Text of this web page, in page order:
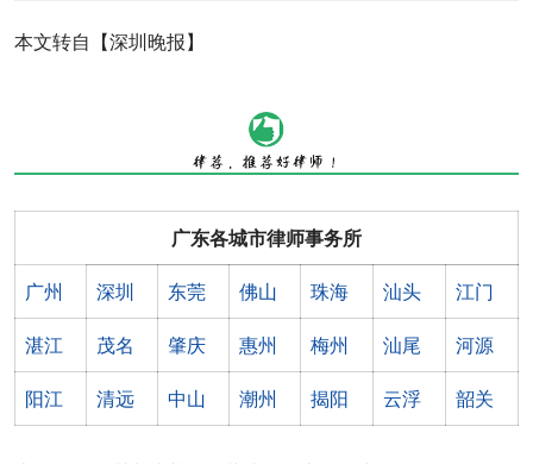
本文转自【深圳晚报】
广东各城市律师事务所
广州 深圳 东莞 佛山 珠海 汕头 江门
湛江 茂名 肇庆 惠州 梅州 汕尾 河源
阳江 清远 中山 潮州 揭阳 云浮 韶关